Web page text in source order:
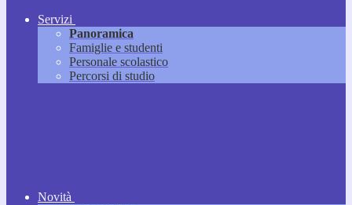
Servizi
Panoramica
Famiglie e studenti
Personale scolastico
Percorsi di studio
Novità